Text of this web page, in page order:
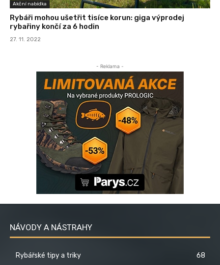
Akční nabídka
Rybáři mohou ušetřit tisíce korun: giga výprodej
rybařiny končí za 6 hodin
27. 11. 2022
- Reklama -
NÁVODY A NÁSTRAHY
Rybářské tipy a triky 68